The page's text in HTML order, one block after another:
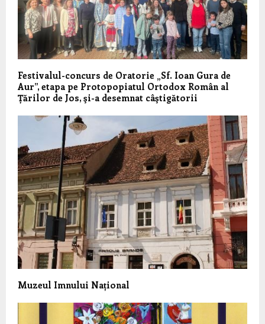
Festivalul-concurs de Oratorie „Sf. Ioan Gura de
Aur”, etapa pe Protopopiatul Ortodox Român al
Țărilor de Jos, şi-a desemnat câştigătorii
Muzeul Imnului Național